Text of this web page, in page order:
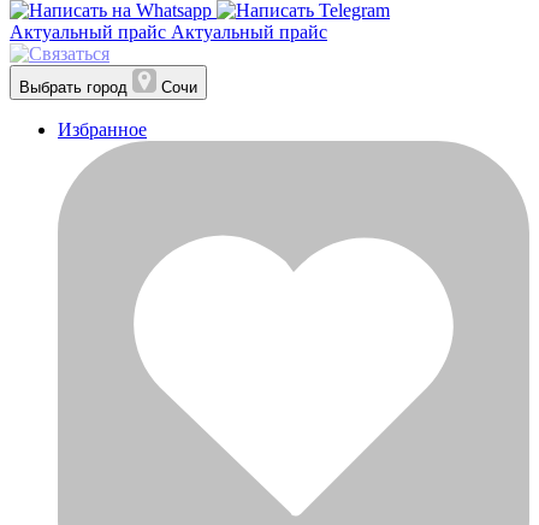
Актуальный прайс Актуальный прайс
Выбрать город Сочи
Избранное